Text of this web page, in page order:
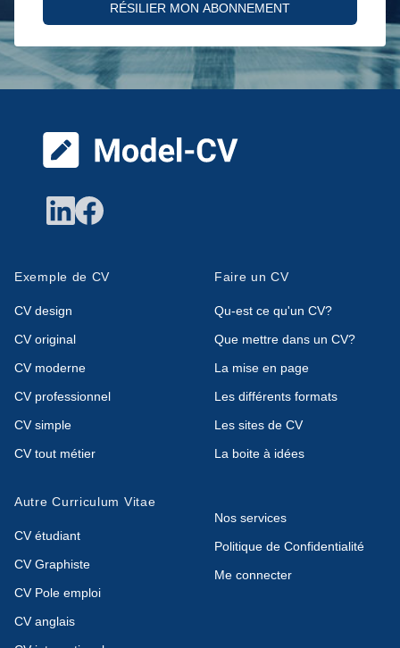
RÉSILIER MON ABONNEMENT
Exemple de CV
CV design
CV original
CV moderne
CV professionnel
CV simple
CV tout métier
Faire un CV
Qu-est ce qu'un CV?
Que mettre dans un CV?
La mise en page
Les différents formats
Les sites de CV
La boite à idées
Autre Curriculum Vitae
CV étudiant
CV Graphiste
CV Pole emploi
CV anglais
Nos services
Politique de Confidentialité
Me connecter